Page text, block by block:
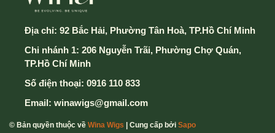
chuyển
6. Cuối cùng chọn nút Xác Nhận Gửi Đơn hàng để
hoàn thành
hotline0916 110 833 - 0357 833 699
Địa chỉ: 92 Bắc Hải, Phường Tân Hoà, TP.Hồ Chí Minh
Chi nhánh 1: 206 Nguyễn Trãi, Phường Chợ Quán,
TP.Hồ Chí Minh
Số điện thoại: 0916 110 833
Email: winawigs@gmail.com
© Bản quyền thuộc về Wina Wigs | Cung cấp bởi Sapo